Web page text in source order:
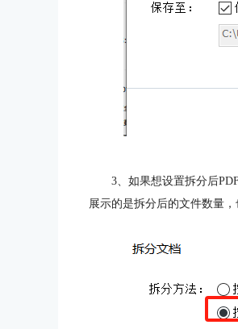
3、如果想设置拆分后
展示的是拆分后的文件数量